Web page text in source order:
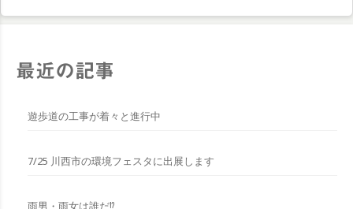
最近の記事
遊歩道の工事が着々と進行中
7/25 川西市の環境フェスタに出展します
雨男・雨女は誰だ⁉︎